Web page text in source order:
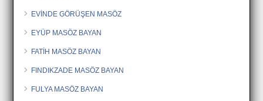
EVİNDE GÖRÜŞEN MASÖZ
EYÜP MASÖZ BAYAN
FATİH MASÖZ BAYAN
FINDIKZADE MASÖZ BAYAN
FULYA MASÖZ BAYAN